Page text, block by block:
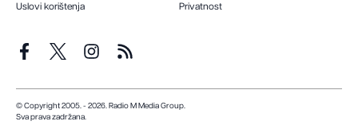
Uslovi korištenja Privatnost
© Copyright 2005. - 2026. Radio M Media Group.
Sva prava zadržana.